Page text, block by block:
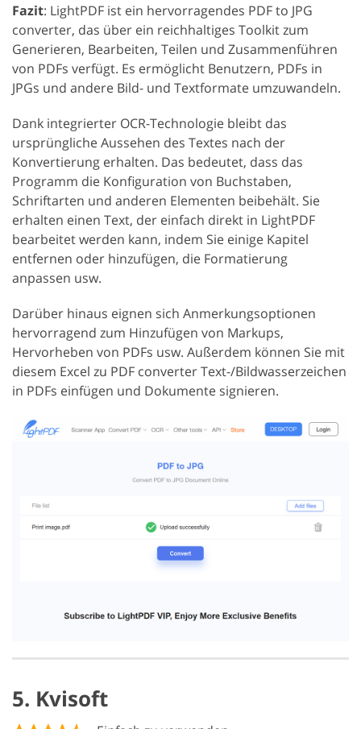
Fazit: LightPDF ist ein hervorragendes PDF to JPG
converter, das über ein reichhaltiges Toolkit zum
Generieren, Bearbeiten, Teilen und Zusammenführen
von PDFs verfügt. Es ermöglicht Benutzern, PDFs in
JPGs und andere Bild- und Textformate umzuwandeln.
Dank integrierter OCR-Technologie bleibt das
ursprüngliche Aussehen des Textes nach der
Konvertierung erhalten. Das bedeutet, dass das
Programm die Konfiguration von Buchstaben,
Schriftarten und anderen Elementen beibehält. Sie
erhalten einen Text, der einfach direkt in LightPDF
bearbeitet werden kann, indem Sie einige Kapitel
entfernen oder hinzufügen, die Formatierung
anpassen usw.
Darüber hinaus eignen sich Anmerkungsoptionen
hervorragend zum Hinzufügen von Markups,
Hervorheben von PDFs usw. Außerdem können Sie mit
diesem Excel zu PDF converter Text-/Bildwasserzeichen
in PDFs einfügen und Dokumente signieren.
5. Kvisoft